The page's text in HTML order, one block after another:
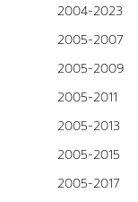
2004-2023
2005-2007
2005-2009
2005-2011
2005-2013
2005-2015
2005-2017